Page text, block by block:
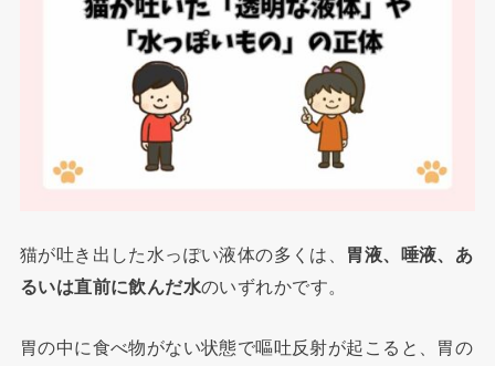
猫が吐き出した水っぽい液体の多くは、 胃液、唾液、あ
るいは直前に飲んだ水のいずれかです。
胃の中に食べ物がない状態で嘔吐反射が起こると、胃の